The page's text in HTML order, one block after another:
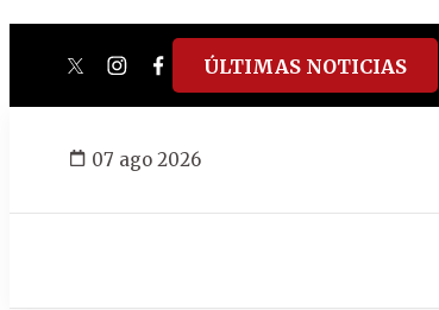
twitterinstagram
facebook
tiktokyoutube
spotify
ÚLTIMAS NOTICIAS
07 ago 2026